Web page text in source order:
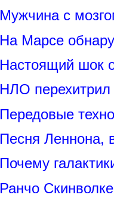
Мужчина с
На Марсе
Настоящий шок
НЛО перехитрил
Передовые
Песня Леннона,
Почему
Ранчо